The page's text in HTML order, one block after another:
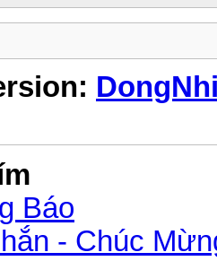
Báo
- Chúc